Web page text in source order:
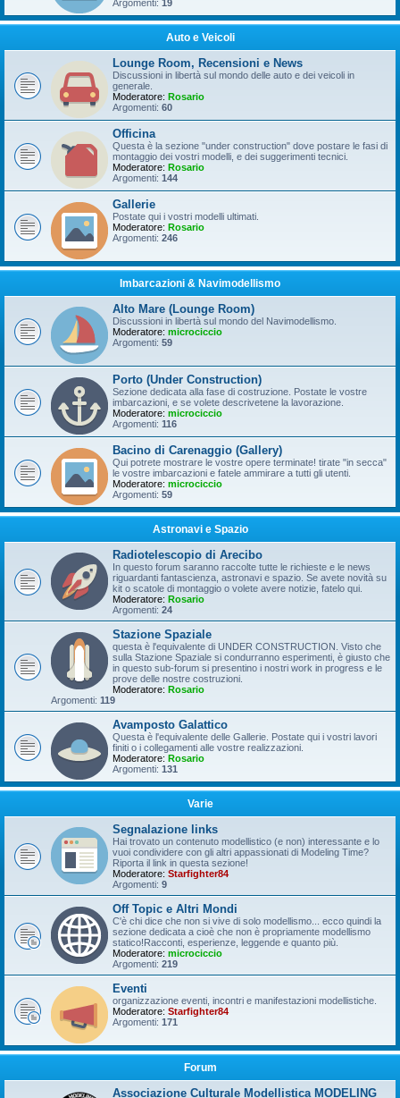
Argomenti: 19
Auto e Veicoli
Lounge Room, Recensioni e News
Discussioni in libertà sul mondo delle auto e dei veicoli in
generale.
Moderatore: Rosario
Argomenti: 60
Officina
Questa è la sezione "under construction" dove postare le fasi di
montaggio dei vostri modelli, e dei suggerimenti tecnici.
Moderatore: Rosario
Argomenti: 144
Gallerie
Postate qui i vostri modelli ultimati.
Moderatore: Rosario
Argomenti: 246
Imbarcazioni & Navimodellismo
Alto Mare (Lounge Room)
Discussioni in libertà sul mondo del Navimodellismo.
Moderatore: microciccio
Argomenti: 59
Porto (Under Construction)
Sezione dedicata alla fase di costruzione. Postate le vostre
imbarcazioni, e se volete descrivetene la lavorazione.
Moderatore: microciccio
Argomenti: 116
Bacino di Carenaggio (Gallery)
Qui potrete mostrare le vostre opere terminate! tirate "in secca"
le vostre imbarcazioni e fatele ammirare a tutti gli utenti.
Moderatore: microciccio
Argomenti: 59
Astronavi e Spazio
Radiotelescopio di Arecibo
In questo forum saranno raccolte tutte le richieste e le news
riguardanti fantascienza, astronavi e spazio. Se avete novità su
kit o scatole di montaggio o volete avere notizie, fatelo qui.
Moderatore: Rosario
Argomenti: 24
Stazione Spaziale
questa è l'equivalente di UNDER CONSTRUCTION. Visto che
sulla Stazione Spaziale si condurranno esperimenti, è giusto che
in questo sub-forum si presentino i nostri work in progress e le
prove delle nostre costruzioni.
Moderatore: Rosario
Argomenti: 119
Avamposto Galattico
Questa è l'equivalente delle Gallerie. Postate qui i vostri lavori
finiti o i collegamenti alle vostre realizzazioni.
Moderatore: Rosario
Argomenti: 131
Varie
Segnalazione links
Hai trovato un contenuto modellistico (e non) interessante e lo
vuoi condividere con gli altri appassionati di Modeling Time?
Riporta il link in questa sezione!
Moderatore: Starfighter84
Argomenti: 9
Off Topic e Altri Mondi
C'è chi dice che non si vive di solo modellismo... ecco quindi la
sezione dedicata a cioè che non è propriamente modellismo
statico!Racconti, esperienze, leggende e quanto più.
Moderatore: microciccio
Argomenti: 219
Eventi
organizzazione eventi, incontri e manifestazioni modellistiche.
Moderatore: Starfighter84
Argomenti: 171
Forum
Associazione Culturale Modellistica MODELING